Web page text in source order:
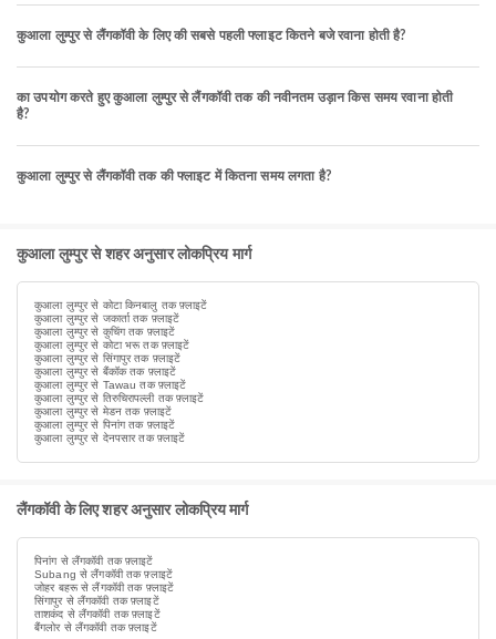
कुआला लुम्पुर से लैंगकॉवी के लिए की सबसे पहली फ्लाइट कितने बजे रवाना होती है?
का उपयोग करते हुए कुआला लुम्पुर से लैंगकॉवी तक की नवीनतम उड़ान किस समय रवाना होती
है?
कुआला लुम्पुर से लैंगकॉवी तक की फ्लाइट में कितना समय लगता है?
कुआला लुम्पुर से शहर अनुसार लोकप्रिय मार्ग
कुआला लुम्पुर से कोटा किनबालु तक फ़्लाइटें
कुआला लुम्पुर से जकार्ता तक फ़्लाइटें
कुआला लुम्पुर से कुचिंग तक फ़्लाइटें
कुआला लुम्पुर से कोटा भरू तक फ़्लाइटें
कुआला लुम्पुर से सिंगापुर तक फ़्लाइटें
कुआला लुम्पुर से बैंकॉक तक फ़्लाइटें
कुआला लुम्पुर से Tawau तक फ़्लाइटें
कुआला लुम्पुर से तिरुचिरापल्ली तक फ़्लाइटें
कुआला लुम्पुर से मेडन तक फ़्लाइटें
कुआला लुम्पुर से पिनांग तक फ़्लाइटें
कुआला लुम्पुर से देनपसार तक फ़्लाइटें
लैंगकॉवी के लिए शहर अनुसार लोकप्रिय मार्ग
पिनांग से लैंगकॉवी तक फ़्लाइटें
Subang से लैंगकॉवी तक फ़्लाइटें
जोहर बहरू से लैंगकॉवी तक फ़्लाइटें
सिंगापुर से लैंगकॉवी तक फ़्लाइटें
ताशकंद से लैंगकॉवी तक फ़्लाइटें
बैंगलोर से लैंगकॉवी तक फ़्लाइटें